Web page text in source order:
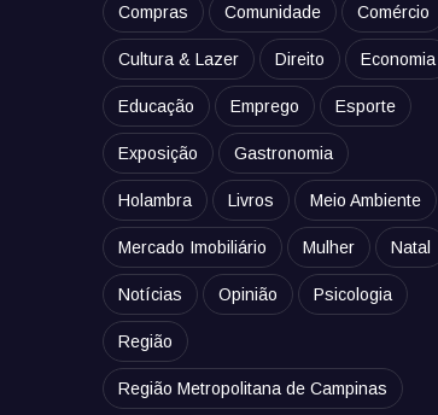
Compras Comunidade Comércio
Cultura & Lazer Direito Economia
Educação Emprego Esporte
Exposição Gastronomia
Holambra Livros Meio Ambiente
Mercado Imobiliário Mulher Natal
Notícias Opinião Psicologia
Região
Região Metropolitana de Campinas